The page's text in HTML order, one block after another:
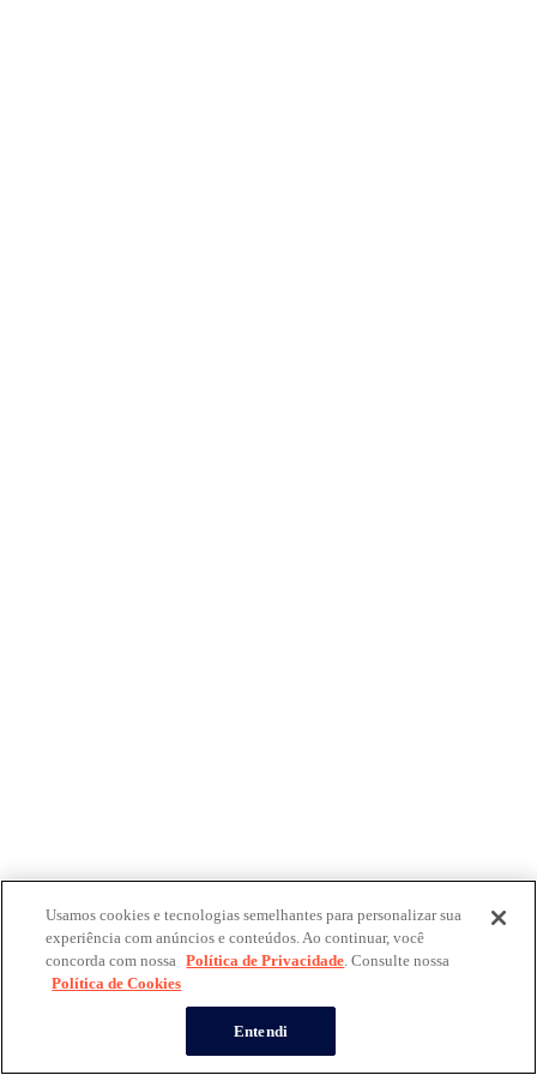
Usamos cookies e tecnologias semelhantes para personalizar sua
experiência com anúncios e conteúdos. Ao continuar, você
concorda com nossa Política de Privacidade. Consulte nossa
Política de Cookies
Entendi